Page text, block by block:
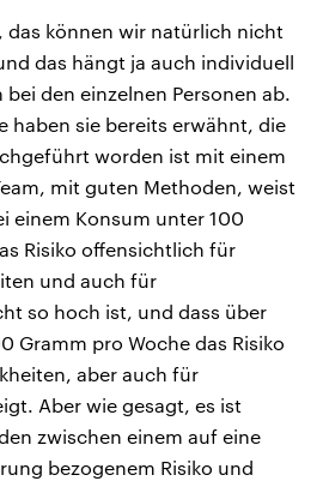
das können wir natürlich nicht
das hängt ja auch individuell
den einzelnen Personen ab.
haben sie bereits erwähnt, die
worden ist mit einem
mit guten Methoden, weist
einem Konsum unter 100
Risiko offensichtlich für
und auch für
so hoch ist, und dass über
Gramm pro Woche das Risiko
aber auch für
Aber wie gesagt, es ist
zwischen einem auf eine
bezogenem Risiko und